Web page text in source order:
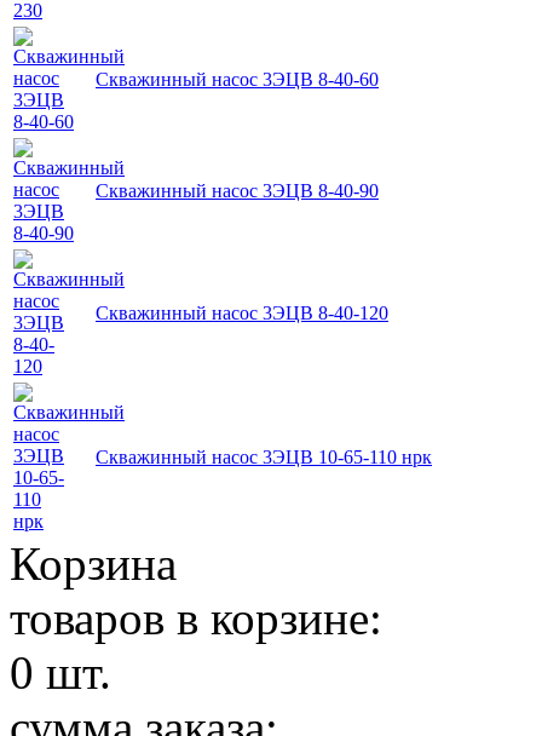
Скважинный насос 3ЭЦВ 8-40-60
Скважинный насос 3ЭЦВ 8-40-90
Скважинный насос 3ЭЦВ 8-40-120
Скважинный насос 3ЭЦВ 10-65-110 нрк
Корзина
товаров в корзине:
0 шт.